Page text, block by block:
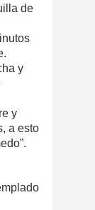
de
y
y
a esto